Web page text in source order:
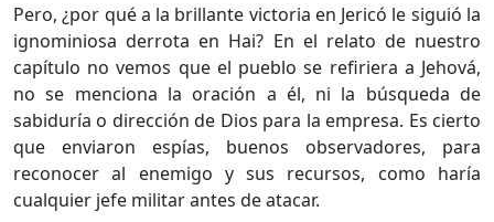
Pero, ¿por qué a la brillante victoria en Jericó le siguió la
ignominiosa derrota en Hai? En el relato de nuestro
capítulo no vemos que el pueblo se refiriera a Jehová,
no se menciona la oración a él, ni la búsqueda de
sabiduría o dirección de Dios para la empresa. Es cierto
que enviaron espías, buenos observadores, para
reconocer al enemigo y sus recursos, como haría
cualquier jefe militar antes de atacar.